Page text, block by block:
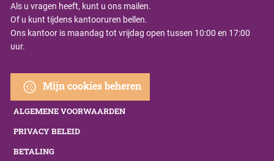
Als u vragen heeft, kunt u ons mailen.
Of u kunt tijdens kantooruren bellen.
Ons kantoor is maandag tot vrijdag open tussen 10:00 en 17:00
uur.
Mijn cookies beheren
ALGEMENE VOORWAARDEN
PRIVACY BELEID
BETALING